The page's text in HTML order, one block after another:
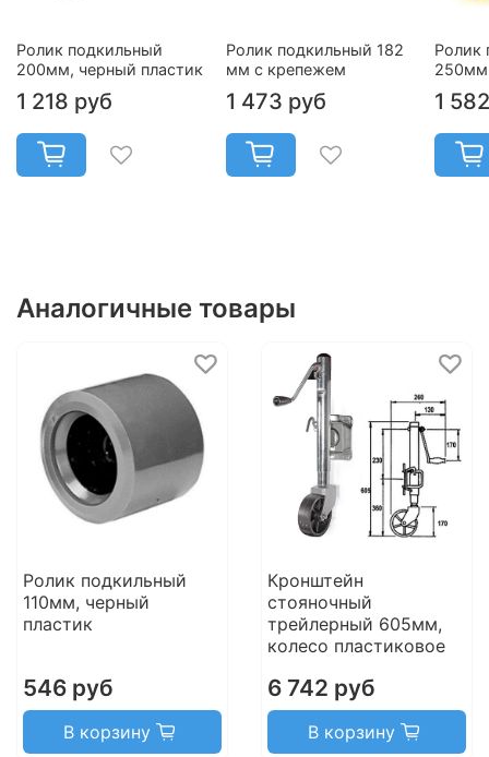
Ролик подкильный
200мм, черный пластик
1 218 руб
Ролик подкильный 182
мм c крепежем
1 473 руб
Ролик
1
Аналогичные товары
Ролик подкильный
110мм, черный
пластик
546 руб
В корзину
Кронштейн
стояночный
трейлерный 605мм,
колесо пластиковое
6 742 руб
В корзину